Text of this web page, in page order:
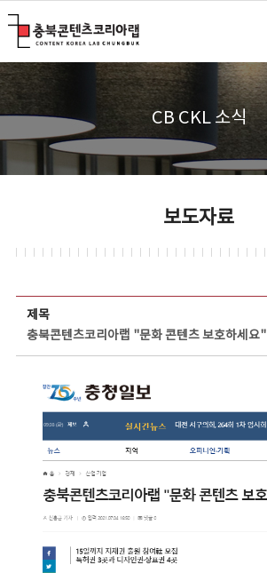
CB CKL 소식
보도자료
제목
충북콘텐츠코리아랩 "문화 콘텐츠 보호하세요"